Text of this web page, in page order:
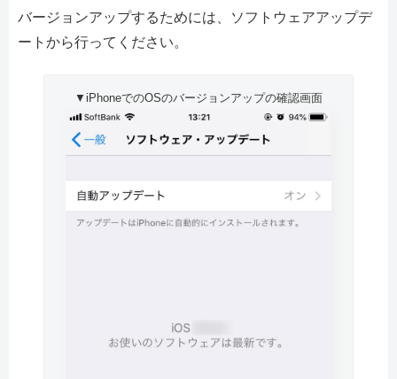
バージョンアップするためには、ソフトウェアアップデ
ートから行ってください。
▼iPhoneでのOSのバージョンアップの確認画面